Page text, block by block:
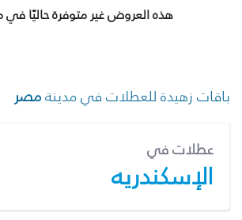
هذه العروض غير متوفرة حاليًا
باقات زهيدة للعطلات في مدينةمصر
عطلات في
الإسكندريه